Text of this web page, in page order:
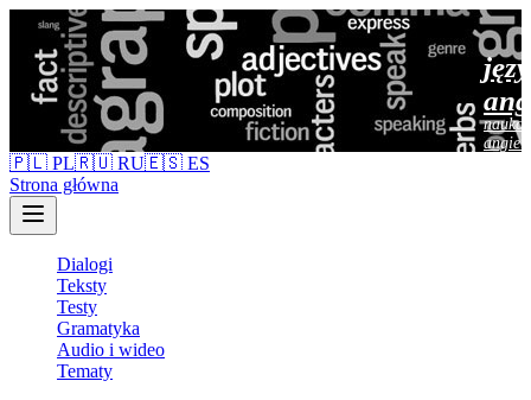
nauka
🇵🇱 PL🇷🇺 RU🇪🇸 ES
Strona główna
Dialogi
Teksty
Testy
Gramatyka
Audio i wideo
Tematy